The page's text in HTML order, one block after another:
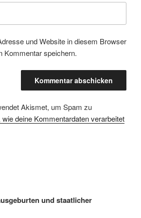
und Website in diesem Browser
Kommentar speichern.
Akismet, um Spam zu
wie deine Kommentardaten verarbeitet
und staatlicher